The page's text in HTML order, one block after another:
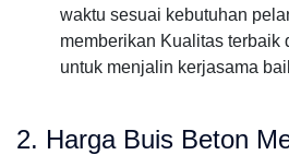
waktu sesuai kebutuhan
memberikan Kualitas terbaik
untuk menjalin kerjasama
2. Harga Buis Beton